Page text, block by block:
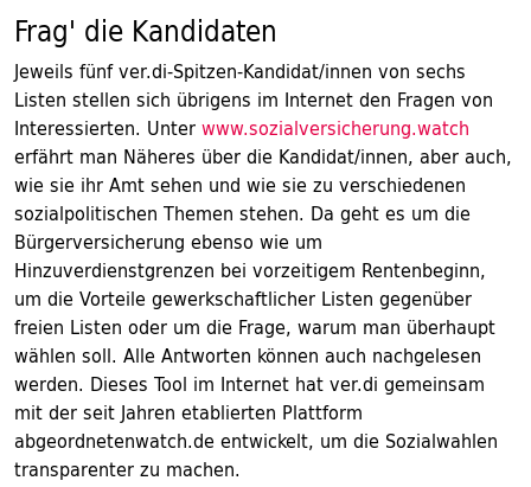
Frag' die Kandidaten
Jeweils fünf ver.di-Spitzen-Kandidat/innen von sechs
Listen stellen sich übrigens im Internet den Fragen von
Interessierten. Unterwww.sozialversicherung.watch
erfährt man Näheres über die Kandidat/innen, aber auch,
wie sie ihr Amt sehen und wie sie zu verschiedenen
sozialpolitischen Themen stehen. Da geht es um die
Bürgerversicherung ebenso wie um
Hinzuverdienstgrenzen bei vorzeitigem Rentenbeginn,
um die Vorteile gewerkschaftlicher Listen gegenüber
freien Listen oder um die Frage, warum man überhaupt
wählen soll. Alle Antworten können auch nachgelesen
werden. Dieses Tool im Internet hat ver.di gemeinsam
mit der seit Jahren etablierten Plattform
abgeordnetenwatch.de entwickelt, um die Sozialwahlen
transparenter zu machen.